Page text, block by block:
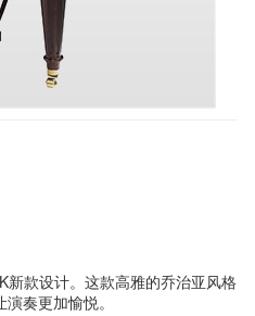
新款设计。这款高雅的乔治亚风格
奏更加愉悦。